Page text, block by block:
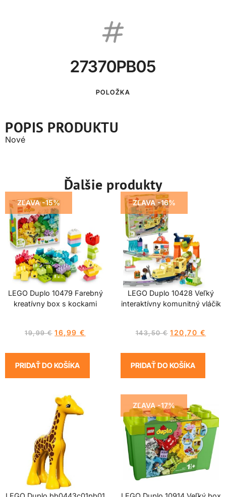
27370PB05
POLOŽKA
POPIS PRODUKTU
Nové
Ďalšie produkty
ZĽAVA -15%
LEGO Duplo 10479 Farebný
kreatívny box s kockami
19,99€ 16,99€
PRIDAŤ DO KOŠÍKA
ZĽAVA -16%
LEGO Duplo 10428 Veľký
interaktívny komunitný vláčik
143,50€ 120,70 €
PRIDAŤ DO KOŠÍKA
ZĽAVA -17%